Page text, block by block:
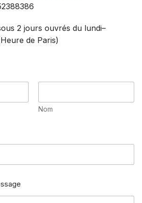
2 jours ouvrés du lundi–
de Paris)
Nom